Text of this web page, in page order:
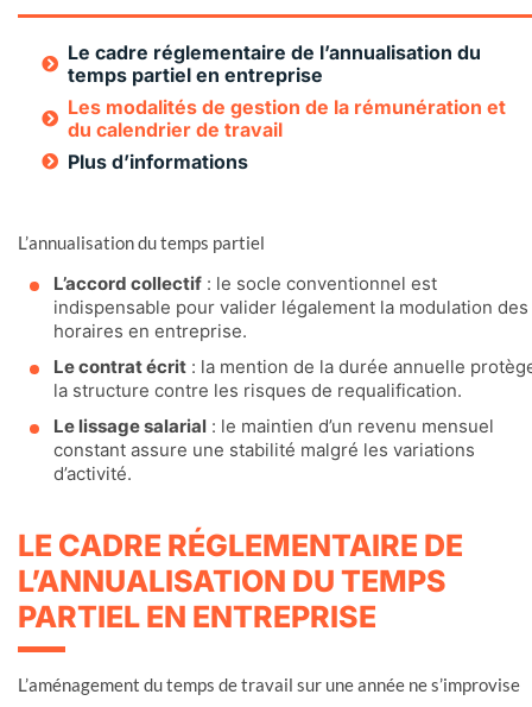
L’annualisation du temps partiel
L’accord collectif : le socle conventionnel est
indispensable pour valider légalement la modulation des
horaires en entreprise.
Le contrat écrit : la mention de la durée annuelle
la structure contre les risques de requalification.
Le lissage salarial : le maintien d’un revenu mensuel
constant assure une stabilité malgré les variations
d’activité.
LE CADRE RÉGLEMENTAIRE DE
L’ANNUALISATION DU TEMPS
PARTIEL EN ENTREPRISE
L’aménagement du temps de travail sur une année ne s’improvise
Le cadre réglementaire de l’annualisation du
temps partiel en entreprise
Les modalités de gestion de la rémunération et
du calendrier de travail
Plus d’informations